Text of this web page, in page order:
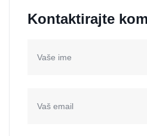
Kontaktirajte